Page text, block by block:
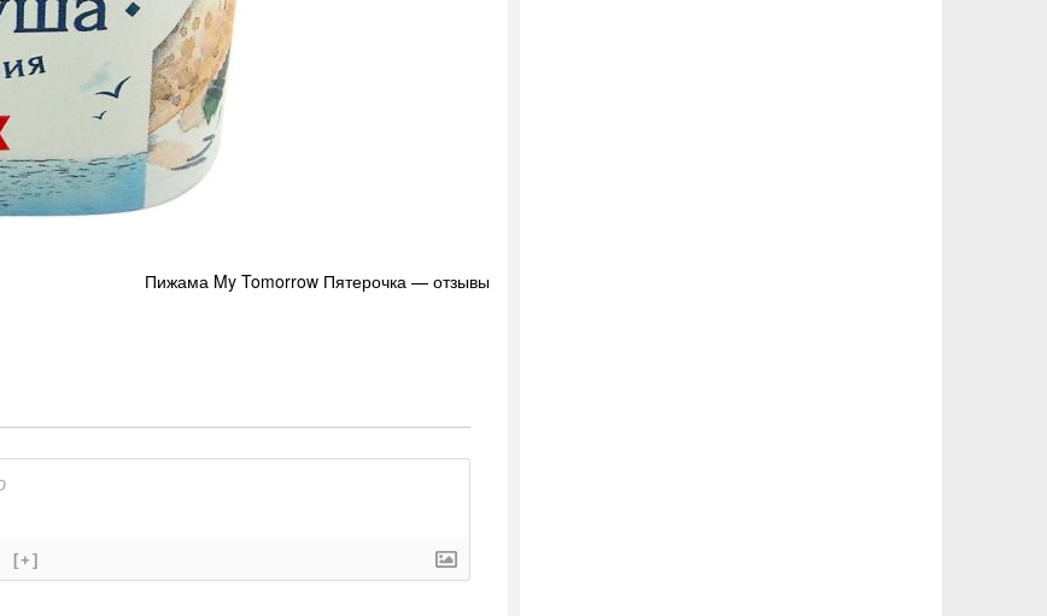
Пижама My Tomorrow Пятерочка — отзывы
[+]